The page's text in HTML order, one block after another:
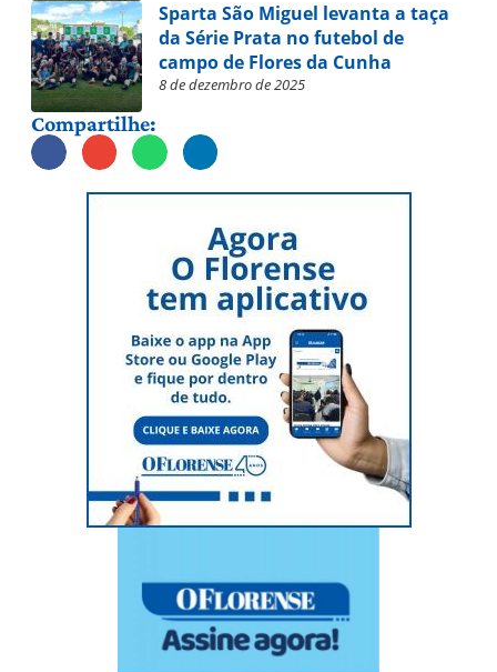
Sparta São Miguel levanta a taça
da Série Prata no futebol de
campo de Flores da Cunha
8 de dezembro de 2025
Compartilhe: